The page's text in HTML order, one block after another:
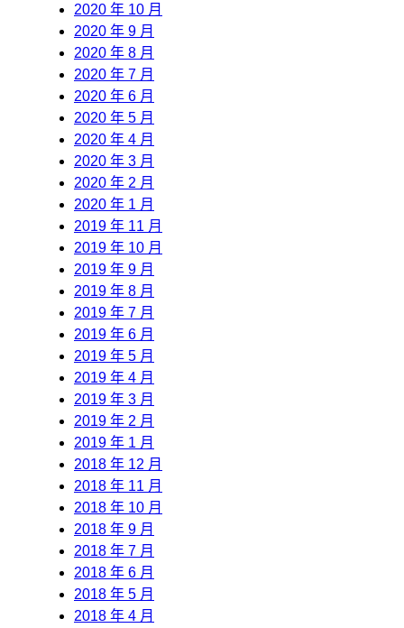
2020 年 10 月
2020 年 9 月
2020 年 8 月
2020 年 7 月
2020 年 6 月
2020 年 5 月
2020 年 4 月
2020 年 3 月
2020 年 2 月
2020 年 1 月
2019 年 11 月
2019 年 10 月
2019 年 9 月
2019 年 8 月
2019 年 7 月
2019 年 6 月
2019 年 5 月
2019 年 4 月
2019 年 3 月
2019 年 2 月
2019 年 1 月
2018 年 12 月
2018 年 11 月
2018 年 10 月
2018 年 9 月
2018 年 7 月
2018 年 6 月
2018 年 5 月
2018 年 4 月